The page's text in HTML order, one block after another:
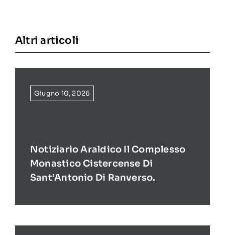
Altri articoli
Giugno 10, 2026
Notiziario Araldico Il Complesso
Monastico Cistercense Di
Sant’Antonio Di Ranverso.